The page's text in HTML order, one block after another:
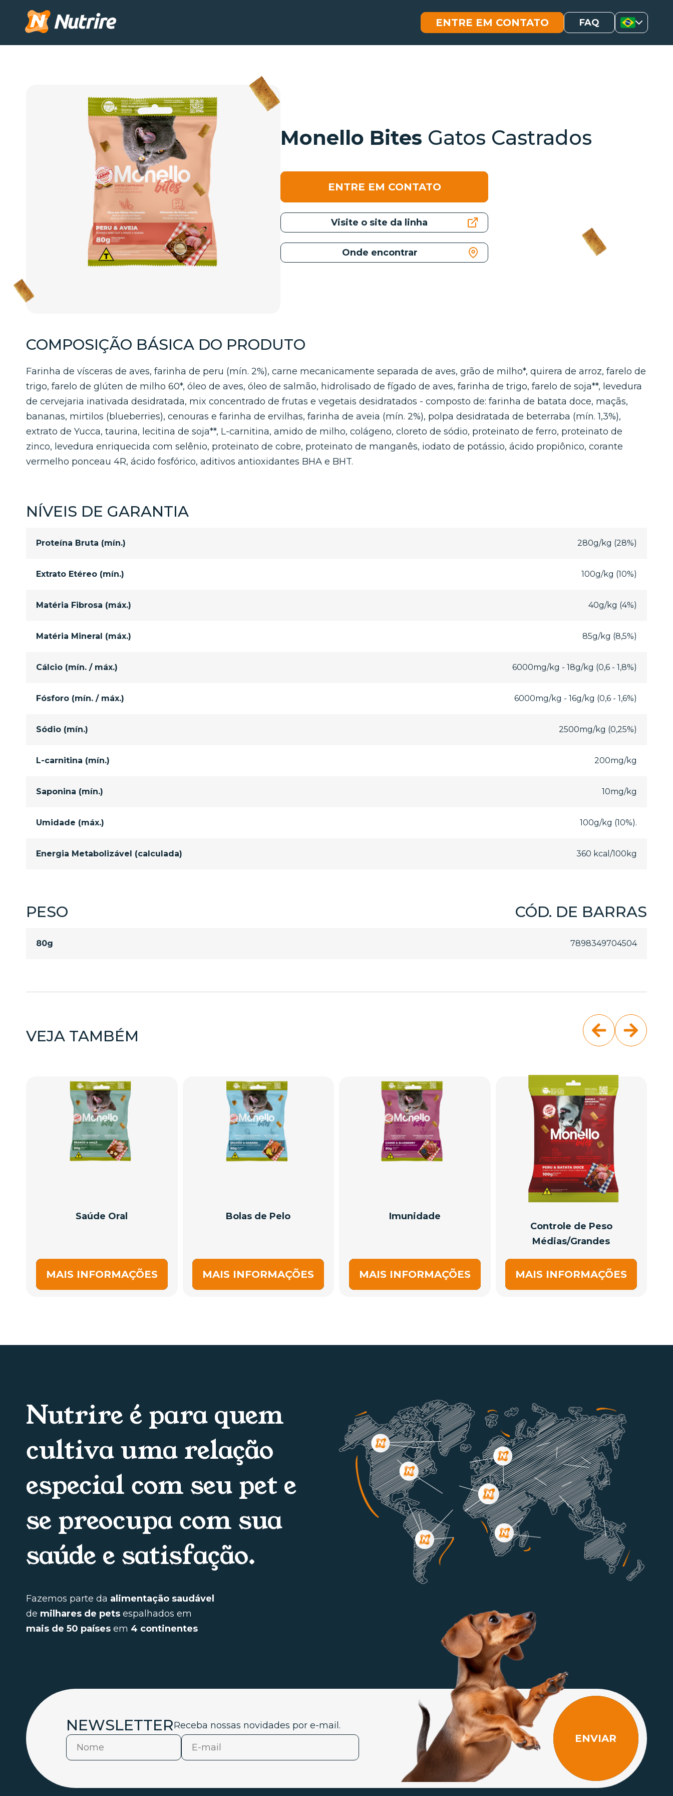
ENTRE EM CONTATO FAQ
Monello Bites Gatos Castrados
ENTRE EM CONTATO
Visite o site da linha
Onde encontrar
COMPOSIÇÃO BÁSICA DO PRODUTO
Farinha de vísceras de aves, farinha de peru (mín. 2%), carne mecanicamente separada de aves, grão de milho*, quirera de arroz, farelo de
trigo, farelo de glúten de milho 60*, óleo de aves, óleo de salmão, hidrolisado de fígado de aves, farinha de trigo, farelo de soja**, levedura
de cervejaria inativada desidratada, mix concentrado de frutas e vegetais desidratados - composto de: farinha de batata doce, maçãs,
bananas, mirtilos (blueberries), cenouras e farinha de ervilhas, farinha de aveia (mín. 2%), polpa desidratada de beterraba (mín. 1,3%),
extrato de Yucca, taurina, lecitina de soja**, L-carnitina, amido de milho, colágeno, cloreto de sódio, proteinato de ferro, proteinato de
zinco, levedura enriquecida com selênio, proteinato de cobre, proteinato de manganês, iodato de potássio, ácido propiônico, corante
vermelho ponceau 4R, ácido fosfórico, aditivos antioxidantes BHA e BHT.
NÍVEIS DE GARANTIA
Proteína Bruta (mín.) 280g/kg (28%)
Extrato Etéreo (mín.) 100g/kg (10%)
Matéria Fibrosa (máx.) 40g/kg (4%)
Matéria Mineral (máx.) 85g/kg (8,5%)
Cálcio (mín. / máx.) 6000mg/kg - 18g/kg (0,6 - 1,8%)
Fósforo (mín. / máx.) 6000mg/kg - 16g/kg (0,6 - 1,6%)
Sódio (mín.) 2500mg/kg (0,25%)
L-carnitina (mín.) 200mg/kg
Saponina (mín.) 10mg/kg
Umidade (máx.) 100g/kg (10%).
Energia Metabolizável (calculada) 360 kcal/100kg
PESO CÓD. DE BARRAS
80g 7898349704504
VEJA TAMBÉM
Saúde Oral
MAIS INFORMAÇÕES
Bolas de Pelo
MAIS INFORMAÇÕES
Imunidade
MAIS INFORMAÇÕES
Controle de Peso
Médias/Grandes
MAIS INFORMAÇÕES
Nutrire é para quem
cultiva uma relação
especial com seu pet e
se preocupa com sua
saúde e satisfação.
Fazemos parte da alimentação saudável
de milhares de pets espalhados em
mais de 50 países em 4 continentes
NEWSLETTERReceba nossas novidades por e-mail.
ENVIAR